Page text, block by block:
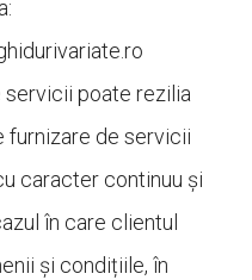
servicii poate rezilia
furnizare de servicii
caracter continuu și
în care clientul
și condițiile, în